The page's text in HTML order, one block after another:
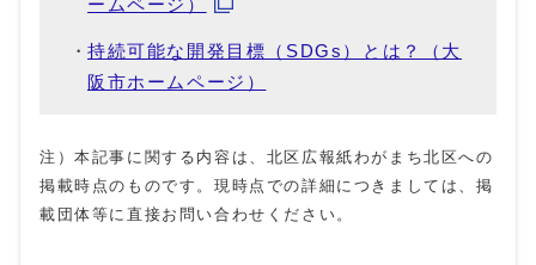
持続可能な開発目標（SDGs）とは？（大
阪市ホームページ）
注）本記事に関する内容は、北区広報紙わがまち北区への
掲載時点のものです。現時点での詳細につきましては、掲
載団体等に直接お問い合わせください。